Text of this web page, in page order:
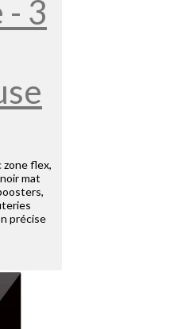
3
zone flex,
mat
précise